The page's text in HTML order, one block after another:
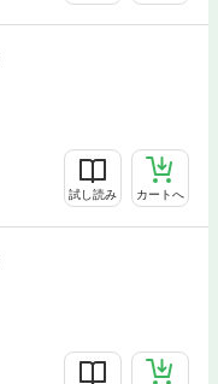
試し読み カートへ